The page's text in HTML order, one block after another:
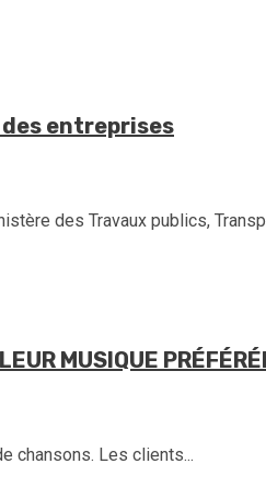
entreprises
des Travaux publics,
MUSIQUE
chansons. Les clients...